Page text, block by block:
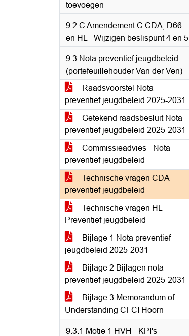
toevoegen
9.2.C Amendement C CDA, D66
en HL - Wijzigen beslispunt 4 en 5
9.3 Nota preventief jeugdbeleid
(portefeuillehouder Van der Ven)
Raadsvoorstel Nota
preventief jeugdbeleid 2025-2031
Getekend raadsbesluit Nota
preventief jeugdbeleid 2025-2031
Commissieadvies - Nota
preventief jeugdbeleid
Technische vragen CDA
preventief jeugdbeleid
Technische vragen HL
Preventief jeugdbeleid
Bijlage 1 Nota preventief
jeugdbeleid 2025-2031
Bijlage 2 Bijlagen nota
preventief jeugdbeleid 2025-2031
Bijlage 3 Memorandum of
Understanding CFCI Hoorn
9.3.1 Motie 1 HVH - KPI's